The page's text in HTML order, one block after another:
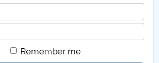
Remember me